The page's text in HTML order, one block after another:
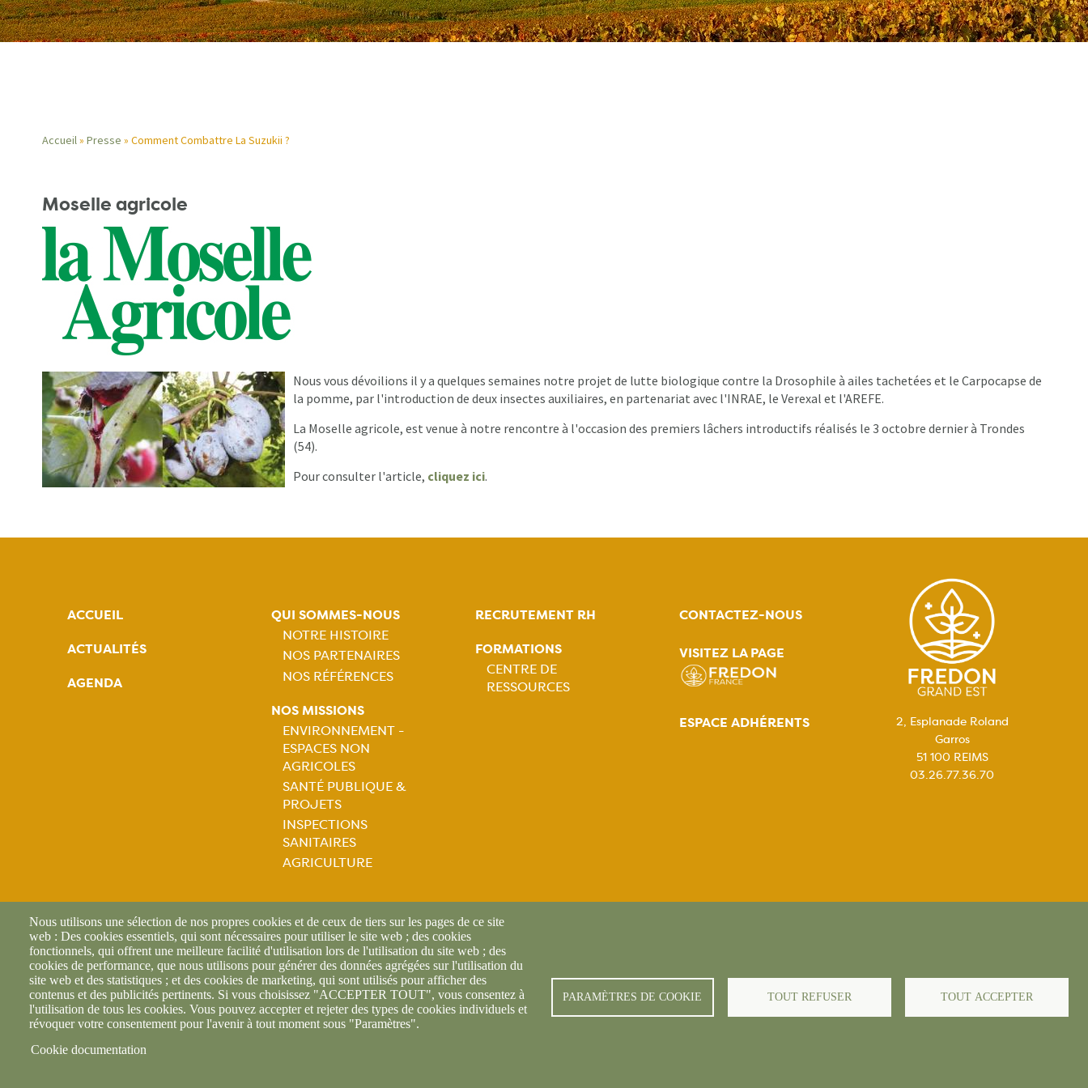
d'Ariane
Accueil Presse Comment Combattre La Suzukii ?
Moselle agricole
Nous vous dévoilions il y a quelques semaines notre projet de lutte biologique contre la Drosophile à ailes tachetées et le Carpocapse de
la pomme, par l'introduction de deux insectes auxiliaires, en partenariat avec l'INRAE, le Verexal et l'AREFE.
La Moselle agricole, est venue à notre rencontre à l'occasion des premiers lâchers introductifs réalisés le 3 octobre dernier à Trondes
(54).
Pour consulter l'article, cliquez ici.
ACCUEIL
ACTUALITÉS
AGENDA
QUI SOMMES-NOUS
Navigation
principale
NOTRE HISTOIRE
NOS PARTENAIRES
NOS RÉFÉRENCES
NOS MISSIONS
Navigation
principale
ENVIRONNEMENT -
ESPACES NON
AGRICOLES
SANTÉ PUBLIQUE &
PROJETS
INSPECTIONS
SANITAIRES
AGRICULTURE
RECRUTEMENT RH
FORMATIONS
CENTRE DE
RESSOURCES
CONTACTEZ-NOUS
VISITEZ LA PAGE
ESPACE ADHÉRENTS
2, Esplanade Roland
Garros
51 100 REIMS
03.26.77.36.70
© FREDON 2019 -Mentions légales
Nous utilisons une sélection de nos propres cookies et de ceux de tiers sur les pages de ce site
web : Des cookies essentiels, qui sont nécessaires pour utiliser le site web ; des cookies
fonctionnels, qui offrent une meilleure facilité d'utilisation lors de l'utilisation du site web ; des
cookies de performance, que nous utilisons pour générer des données agrégées sur l'utilisation du
site web et des statistiques ; et des cookies de marketing, qui sont utilisés pour afficher des
contenus et des publicités pertinents. Si vous choisissez "ACCEPTER TOUT", vous consentez à
l'utilisation de tous les cookies. Vous pouvez accepter et rejeter des types de cookies individuels et
révoquer votre consentement pour l'avenir à tout moment sous "Paramètres".
Cookie documentation
PARAMÈTRES DE COOKIE TOUT REFUSER TOUT ACCEPTER